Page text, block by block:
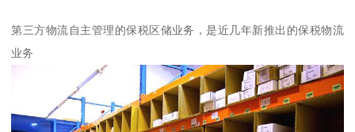
第三方物流自主管理的保税区储业务，是近几年新推出的保税物流
业务